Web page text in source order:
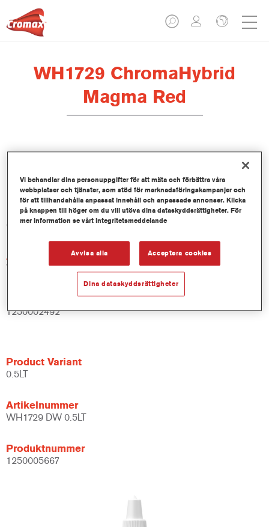
WH1729 ChromaHybrid
Magma Red
Produktfunktioner
Product Variant
0.1LT
Artikelnummer
WH1729 100 ML BT
Produktnummer
1250002492
Product Variant
0.5LT
Artikelnummer
WH1729 DW 0.5LT
Produktnummer
1250005667
Vi behandlar dina personuppgifter för att mäta och förbättra våra
webbplatser och tjänster, som stöd för marknadsföringskampanjer och
för att tillhandahålla anpassat innehåll och anpassade annonser. Klicka
på knappen till höger om du vill utöva dina dataskyddsrättigheter. För
mer information se vårt integritetsmeddelande
Avvisa alla Acceptera cookies
Dina dataskyddsrättigheter